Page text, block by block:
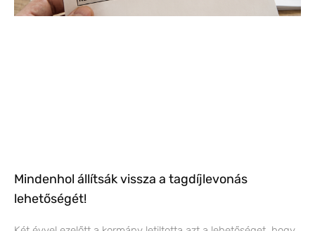
Mindenhol állítsák vissza a tagdíjlevonás
lehetőségét!